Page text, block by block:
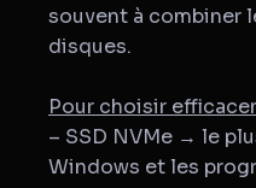
souvent à combiner
disques.
Pour choisir
– SSD NVMe → le
Windows et les